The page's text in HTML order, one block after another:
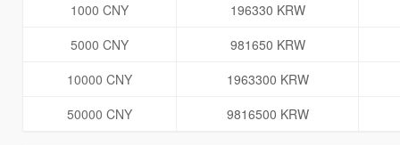
1000 CNY
196330 KRW
5000 CNY
981650 KRW
10000 CNY
1963300 KRW
50000 CNY
9816500 KRW